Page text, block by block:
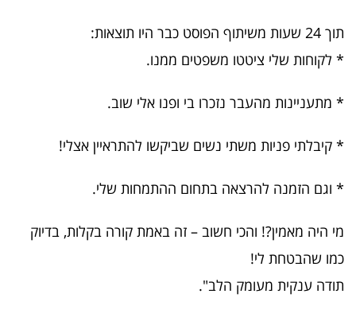
תוך 24 שעות משיתוף הפוסט כבר היו תוצאות:
* לקוחות שלי ציטטו משפטים ממנו.
* מתעניינות מהעבר נזכרו בי ופנו אלי שוב.
* קיבלתי פניות משתי נשים שביקשו להתראיין אצלי!
* וגם הזמנה להרצאה בתחום ההתמחות שלי.
מי היה מאמין?! והכי חשוב – זה באמת קורה בקלות, בדיוק
כמו שהבטחת לי!
תודה ענקית מעומק הלב".